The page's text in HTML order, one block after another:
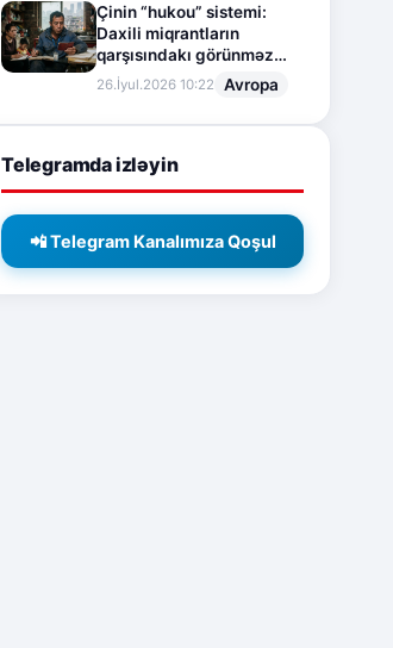
Çinin “hukou” sistemi:
Daxili miqrantların
qarşısındakı görünməz
sədd
26.İyul.2026 10:22 Avropa
Telegramda izləyin
📲 Telegram Kanalımıza Qoşul